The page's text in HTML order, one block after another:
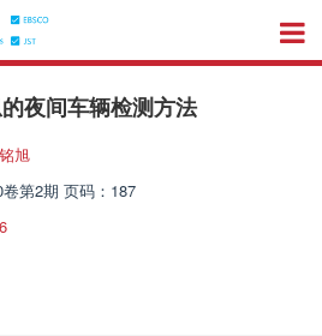
夜间车辆检测方法
旭
第2期 页码：187